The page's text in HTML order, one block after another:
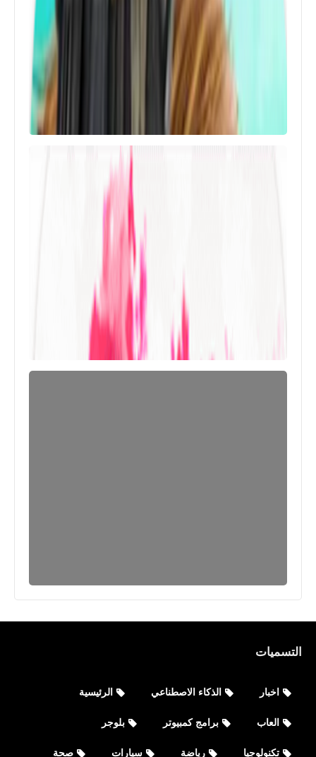
مواقع
الاجتماعي عدد المستخدمين النشطين
2023
التسميات
اخبار الذكاء الاصطناعي الرئيسية
العاب برامج كمبيوتر بلوجر
تكنولوجيا رياضة سيارات صحة